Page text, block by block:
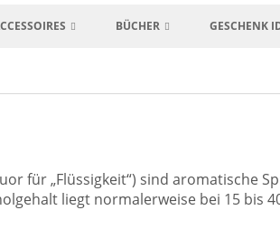
BÜCHER GESCHENK
für „Flüssigkeit“) sind aromatische
liegt normalerweise bei 15 bis